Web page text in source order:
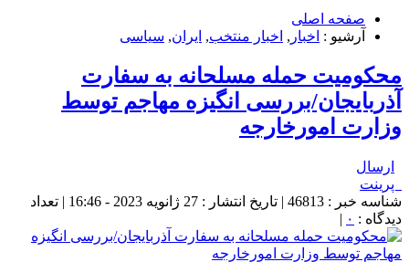
صفحه اصلی
آرشیو : اخبار , اخبار منتخب, ایران, سیاسی
محکومیت حمله مسلحانه به سفارت
آذربایجان/بررسی انگیزه مهاجم توسط
وزارت امورخارجه
ارسال
پرینت
شناسه خبر : 46813 | تاریخ انتشار : 27 ژانویه 2023 - 16:46 | تعداد
دیدگاه : ۰ |